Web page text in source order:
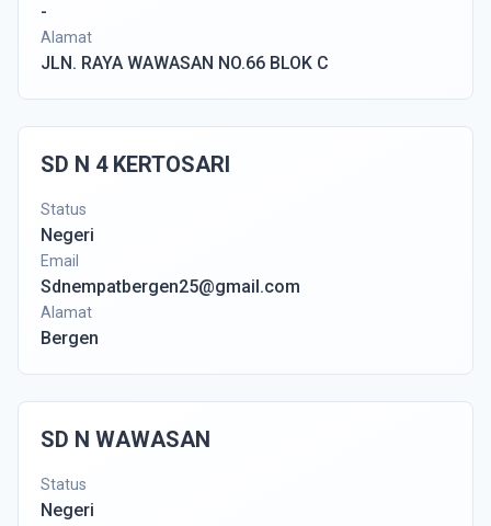
-
Alamat
JLN. RAYA WAWASAN NO.66 BLOK C
SD N 4 KERTOSARI
Status
Negeri
Email
Sdnempatbergen25@gmail.com
Alamat
Bergen
SD N WAWASAN
Status
Negeri